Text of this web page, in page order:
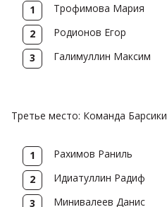
Трофимова Мария
Родионов Егор
Галимуллин Максим
Третье место: Команда Барсики
Рахимов Раниль
Идиатуллин Радиф
Минивалеев Данис